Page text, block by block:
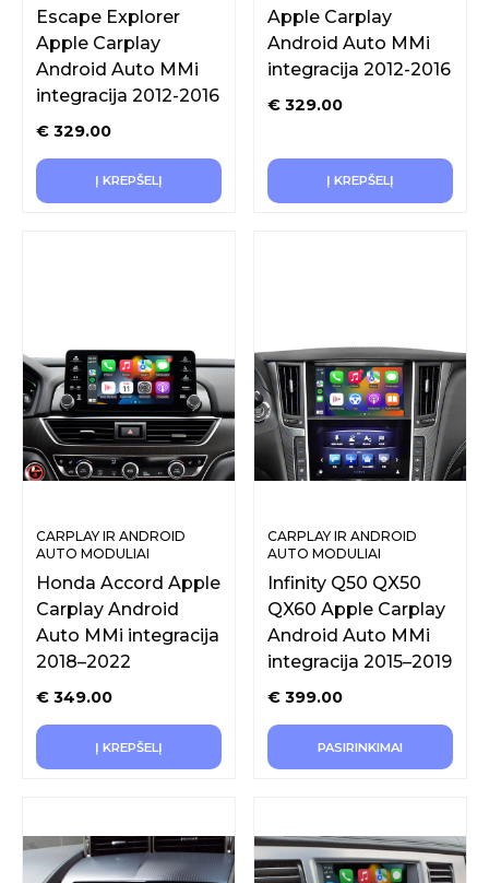
Escape Explorer
Apple Carplay
Android Auto MMi
integracija 2012-2016
€ 329.00
Į KREPŠELĮ
Apple Carplay
Android Auto MMi
integracija 2012-2016
€ 329.00
Į KREPŠELĮ
CARPLAY IR ANDROID
AUTO MODULIAI
Honda Accord Apple
Carplay Android
Auto MMi integracija
2018–2022
€ 349.00
Į KREPŠELĮ
CARPLAY IR ANDROID
AUTO MODULIAI
Infinity Q50 QX50
QX60 Apple Carplay
Android Auto MMi
integracija 2015–2019
€ 399.00
PASIRINKIMAI